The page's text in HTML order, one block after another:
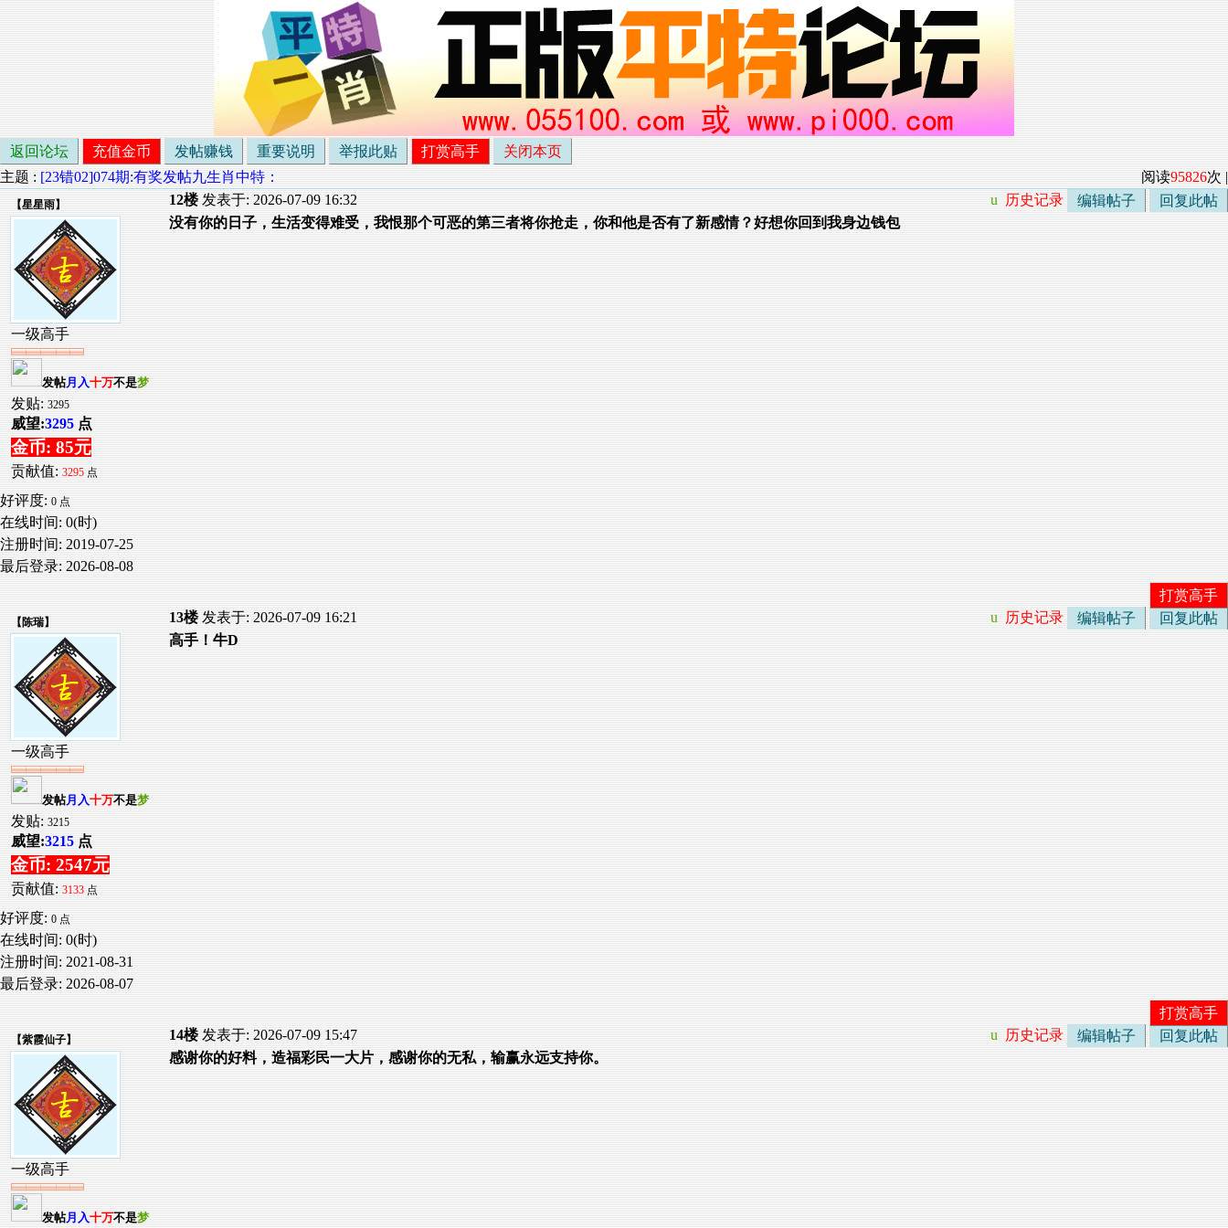
返回论坛 充值金币 发帖赚钱 重要说明 举报此贴 打赏高手
关闭本页
主题 : [23错02]074期:有奖发帖九生肖中特： 阅读95826次 |
【星星雨】
一级高手
发帖月入十万不是梦
发贴: 3295
威望:3295 点
金币: 85元
贡献值: 3295 点
好评度: 0 点
在线时间: 0(时)
注册时间: 2019-07-25
最后登录: 2026-08-08
12楼 发表于: 2026-07-09 16:32 u 历史记录 编辑帖子
回复此帖
没有你的日子，生活变得难受，我恨那个可恶的第三者将你抢走，你和他是否有了新感情？好想你回到我身边钱包
打赏高手
【 陈瑞】
一级高手
发帖月入十万不是梦
发贴: 3215
威望:3215 点
金币: 2547元
贡献值: 3133 点
好评度: 0 点
在线时间: 0(时)
注册时间: 2021-08-31
最后登录: 2026-08-07
13楼 发表于: 2026-07-09 16:21 u 历史记录 编辑帖子
回复此帖
高手！牛D
打赏高手
【紫霞仙子】
一级高手
发帖月入十万不是梦
14楼 发表于: 2026-07-09 15:47 u 历史记录 编辑帖子
回复此帖
感谢你的好料，造福彩民一大片，感谢你的无私，输赢永远支持你。